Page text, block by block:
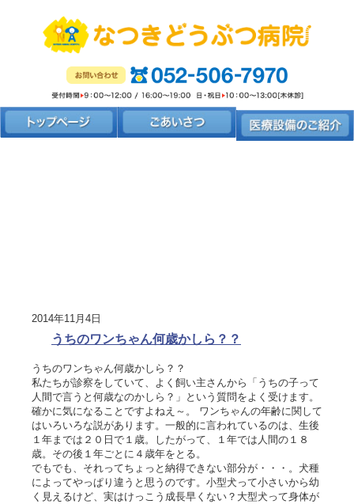
2014年11月4日
うちのワンちゃん何歳かしら？？
うちのワンちゃん何歳かしら？？
私たちが診察をしていて、よく飼い主さんから「うちの子って
人間で言うと何歳なのかしら？」という質問をよく受けます。
確かに気になることですよねえ～。 ワンちゃんの年齢に関して
はいろいろな説があります。一般的に言われているのは、生後
１年までは２０日で１歳。したがって、１年では人間の１８
歳。その後１年ごとに４歳年をとる。
でもでも、それってちょっと納得できない部分が・・・。犬種
によってやっぱり違うと思うのです。小型犬って小さいから幼
く見えるけど、実はけっこう成長早くない？大型犬って身体が